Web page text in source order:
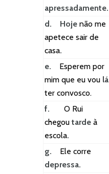
apressadamente.
d. Hoje não me
apetece sair de
casa.
e. Esperem por
mim que eu vou lá
ter convosco.
f. O Rui
chegou tarde à
escola.
g. Ele corre
depressa.